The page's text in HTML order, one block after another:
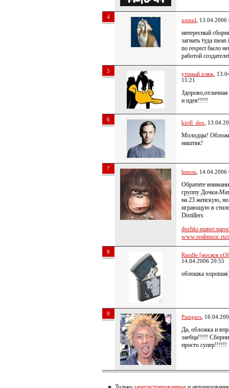
4 xemul ,
интересный
загнать туда
no respect было
работой
5 утиный пляж ,
15:21
Здорово,отличная
и идея!!!!!
6 kirill_dex ,
Молодцы!
ништяк!
7 lemon ,
Обратите
группу Дочки-
на 23 женскую, но
играющую в стиле
Distillers
dochki-
www.realmusic.ru/
8
Randle [москов
14.04.2006 20:55
облошка
9 Pampers ,
Да, обложка и
заебца!!!!!
просто супер!!!!!!